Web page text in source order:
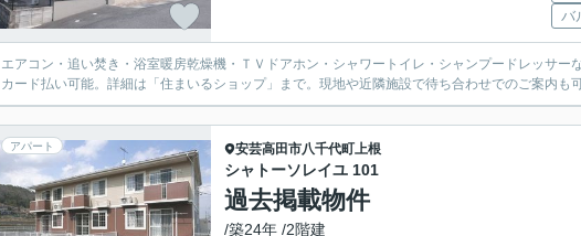
バ
エアコン・追い焚き・浴室暖房乾燥機・ＴＶドアホン・シャワートイレ・シャンプードレッサー
カード払い可能。詳細は「住まいるショップ」まで。現地や近隣施設で待ち合わせでのご案内も
アパート 安芸高田市八千代町上根
シャトーソレイユ 101
過去掲載物件
/築24年 /2階建